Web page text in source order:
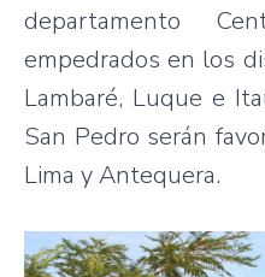
departamento
empedrados en los
Lambaré, Luque e
San Pedro serán
Lima y Antequera.